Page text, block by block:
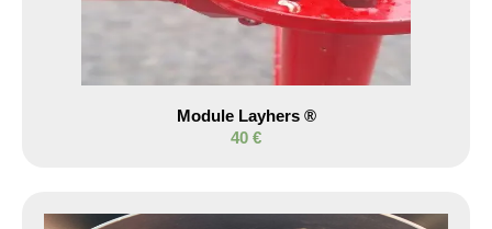
Module Layhers ®
40 €